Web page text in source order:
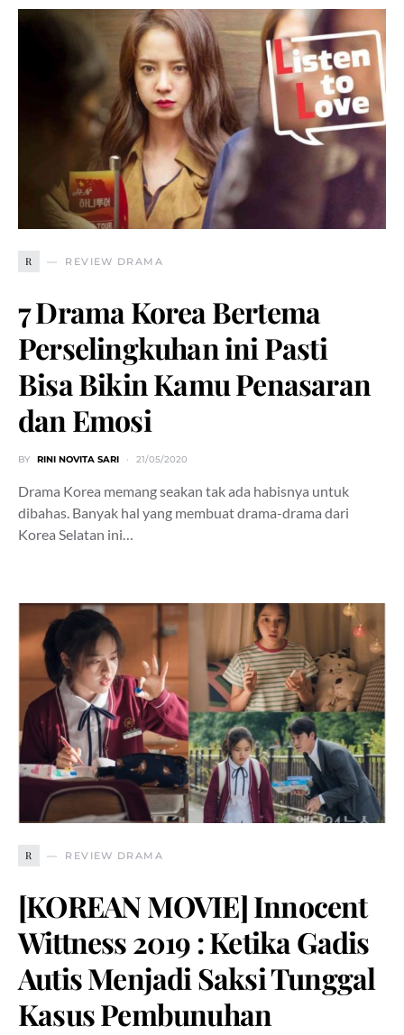
R REVIEW DRAMA
7 Drama Korea Bertema
Perselingkuhan ini Pasti
Bisa Bikin Kamu Penasaran
dan Emosi
BY RINI NOVITA SARI 21/05/2020
Drama Korea memang seakan tak ada habisnya untuk
dibahas. Banyak hal yang membuat drama-drama dari
Korea Selatan ini…
R REVIEW DRAMA
[KOREAN MOVIE] Innocent
Wittness 2019 : Ketika Gadis
Autis Menjadi Saksi Tunggal
Kasus Pembunuhan